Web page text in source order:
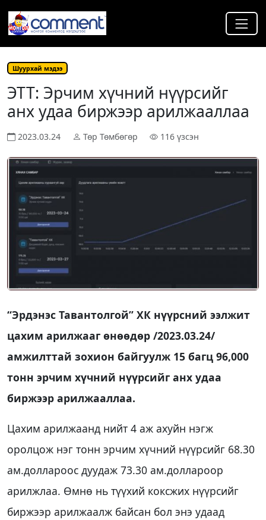
Шуурхай мэдээ
ЭТТ: Эрчим хүчний нүүрсийг
анх удаа биржээр арилжааллаа
2023.03.24 Төр Төмбөгөр 116 үзсэн
“Эрдэнэс Тавантолгой” ХК нүүрсний ээлжит
цахим арилжааг өнөөдөр /2023.03.24/
амжилттай зохион байгуулж 15 багц 96,000
тонн эрчим хүчний нүүрсийг анх удаа
биржээр арилжааллаа.
Цахим арилжаанд нийт 4 аж ахуйн нэгж
оролцож нэг тонн эрчим хүчний нүүрсийг 68.30
ам.доллароос дуудаж 73.30 ам.доллароор
арилжлаа. Өмнө нь түүхий коксжих нүүрсийг
биржээр арилжаалж байсан бол энэ удаад